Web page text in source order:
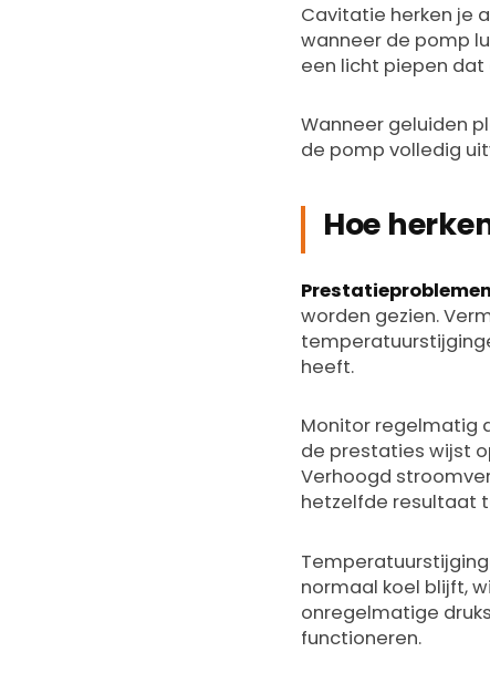
Cavitatie herken je
wanneer de pomp
een licht piepen dat
Wanneer geluiden
de pomp volledig
Hoe
Prestatieproblemen
worden gezien.
heeft.
Monitor regelmatig
de prestaties wijst
Verhoogd
hetzelfde resultaat
normaal koel blijft,
onregelmatige
functioneren.